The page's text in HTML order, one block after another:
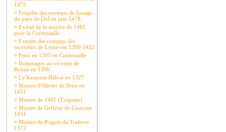
1475
¤ Enquête des exempts de fouage
du pays de Dol en juin 1478.
¤ Extrait de la montre de 1481
pour la Cornouaille
¤ Extraits des comptes des
receveurs de Lesneven 1398-1422
¤ Feux en 1395 en Cornouaille
¤ Hommages au vicomte de
Rohan en 1396
¤ Le Kemenet Héboé en 1327
¤ Montre d'Olivier de Bron en
1451
¤ Montre de 1481 (Tréguier)
¤ Montre de Geffroy de Couvran
1451
¤ Montre de Prigent de Trelever
1372